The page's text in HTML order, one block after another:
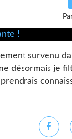
survenu
désormais je